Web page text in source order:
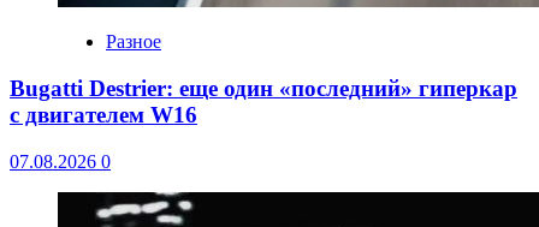
Разное
Bugatti Destrier: еще один «последний» гиперкар
с двигателем W16
07.08.2026 0